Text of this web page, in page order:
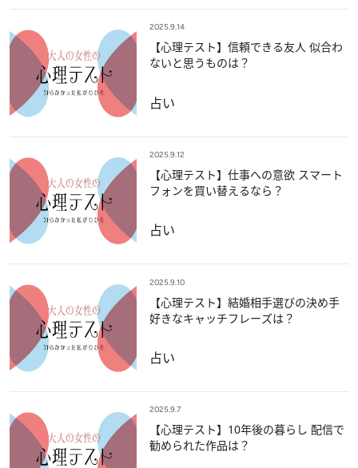
2025.9.14
【心理テスト】信頼できる友人 似合わ
ないと思うものは？
占い
2025.9.12
【心理テスト】仕事への意欲 スマート
フォンを買い替えるなら？
占い
2025.9.10
【心理テスト】結婚相手選びの決め手
好きなキャッチフレーズは？
占い
2025.9.7
【心理テスト】10年後の暮らし 配信で
勧められた作品は？